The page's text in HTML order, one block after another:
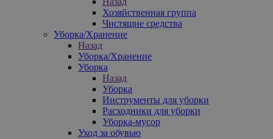
Хозяйственная группа
Чистящие средства
Уборка/Хранение
Назад
Уборка/Хранение
Уборка
Назад
Уборка
Инструменты для уборки
Расходники для уборки
Уборка-мусор
Уход за обувью